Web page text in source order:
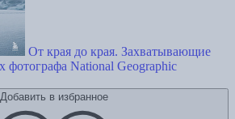
От края до края. Захватывающие
фотографа National Geographic
Добавить в избранное